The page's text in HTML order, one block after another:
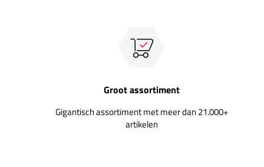
Groot assortiment
Gigantisch assortiment met meer dan 21.000+
artikelen